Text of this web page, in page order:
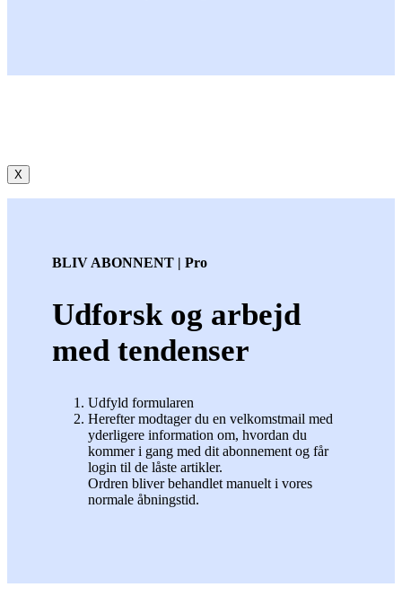
X
BLIV ABONNENT | Pro
Udforsk og arbejd
med tendenser
Udfyld formularen
Herefter modtager du en velkomstmail med
yderligere information om, hvordan du
kommer i gang med dit abonnement og får
login til de låste artikler.
Ordren bliver behandlet manuelt i vores
normale åbningstid.